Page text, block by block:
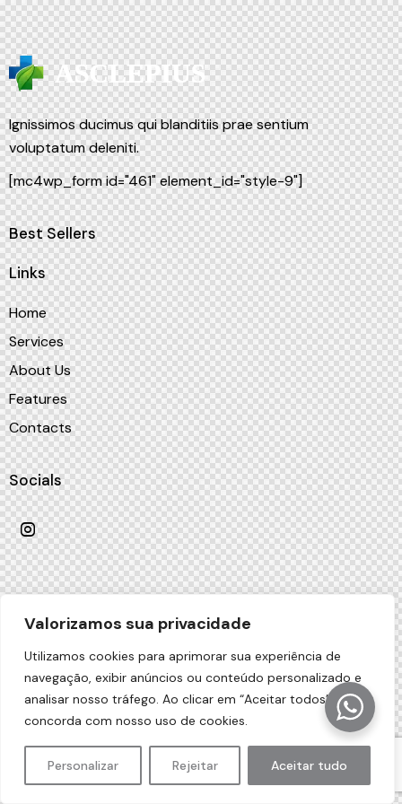
Valorizamos sua privacidade
Utilizamos cookies para aprimorar sua experiência de
navegação, exibir anúncios ou conteúdo personalizado e
analisar nosso tráfego. Ao clicar em “Aceitar todos”, você
concorda com nosso uso de cookies.
Personalizar Rejeitar Aceitar tudo
Ignissimos ducimus qui blanditiis prae sentium
voluptatum deleniti.
[mc4wp_form id="461" element_id="style-9"]
Best Sellers
Links
Home
Services
About Us
Features
Contacts
Socials